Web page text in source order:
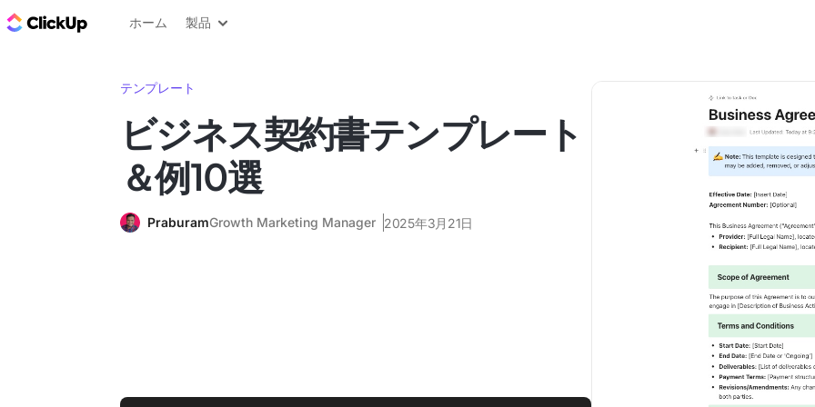
ClickUp ブログ
ホーム 製品
テンプレート
ビジネス契約書テンプレート
＆例10選
PraburamGrowth Marketing Manager 2025年3月21日